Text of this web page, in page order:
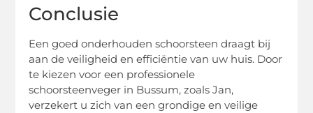
Conclusie
Een goed onderhouden schoorsteen draagt bij
aan de veiligheid en efficiëntie van uw huis. Door
te kiezen voor een professionele
schoorsteenveger in Bussum, zoals Jan,
verzekert u zich van een grondige en veilige